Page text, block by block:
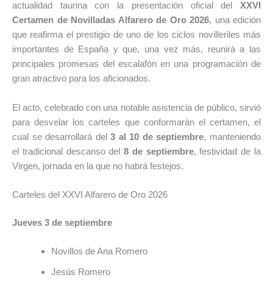
actualidad taurina con la presentación oficial del XXVI
Certamen de Novilladas Alfarero de Oro 2026, una edición
que reafirma el prestigio de uno de los ciclos novilleriles más
importantes de España y que, una vez más, reunirá a las
principales promesas del escalafón en una programación de
gran atractivo para los aficionados.
El acto, celebrado con una notable asistencia de público, sirvió
para desvelar los carteles que conformarán el certamen, el
cual se desarrollará del3 al 10 de septiembre, manteniendo
el tradicional descanso del8 de septiembre, festividad de la
Virgen, jornada en la que no habrá festejos.
Carteles del XXVI Alfarero de Oro 2026
Jueves 3 de septiembre
Novillos de Ana Romero
Jesús Romero